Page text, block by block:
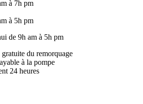
à 7h pm
à 5h pm
de 9h am à 5h pm
du remorquage
à la pompe
24 heures